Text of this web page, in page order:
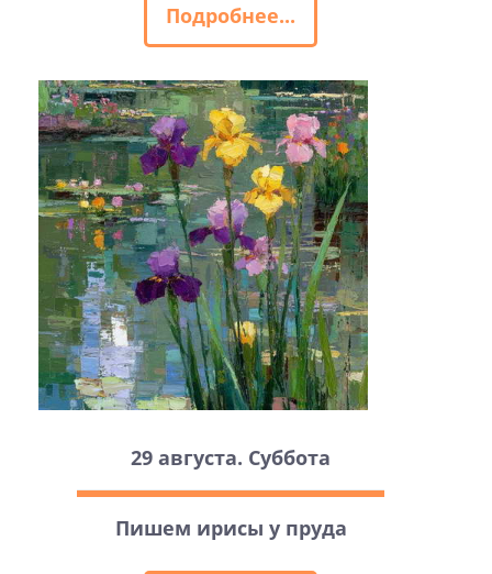
Подробнее...
29 августа. Суббота
Пишем ирисы у пруда